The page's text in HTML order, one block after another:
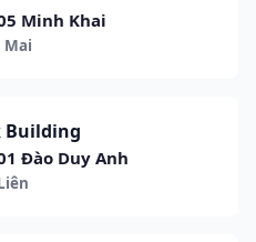
Minh Khai
Mai
Building
Đào Duy Anh